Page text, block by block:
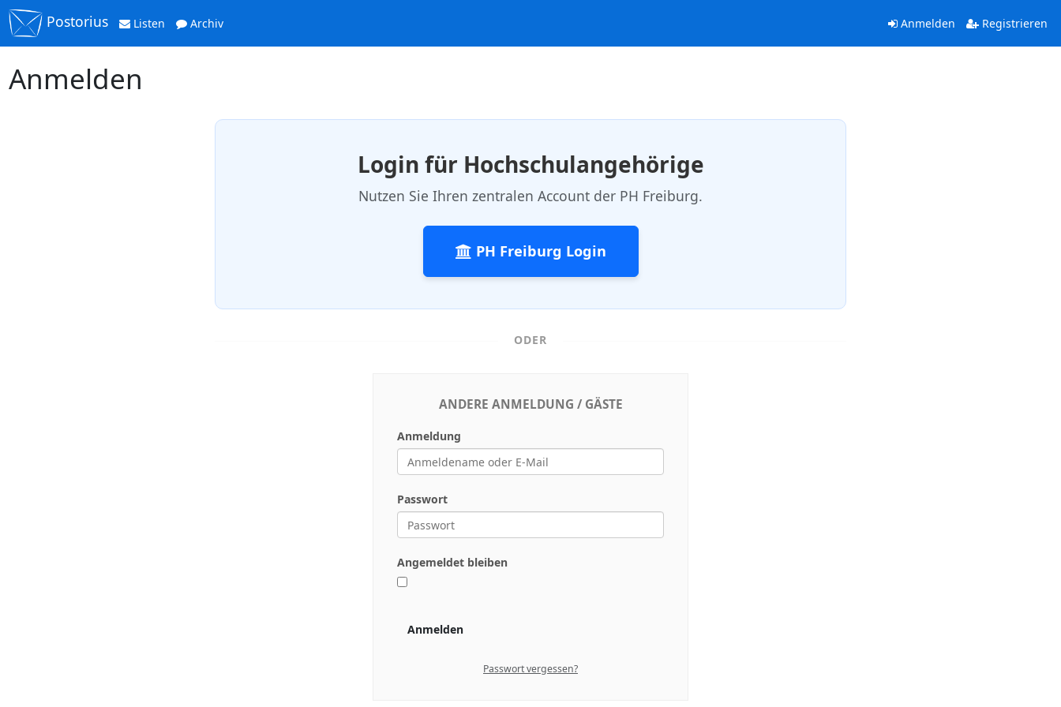
Postorius Listen Archiv Anmelden Registrieren
Anmelden
Login für Hochschulangehörige
Nutzen Sie Ihren zentralen Account der PH Freiburg.
PH Freiburg Login
ODER
ANDERE ANMELDUNG / GÄSTE
Anmeldung
Passwort
Angemeldet bleiben
Anmelden
Passwort vergessen?